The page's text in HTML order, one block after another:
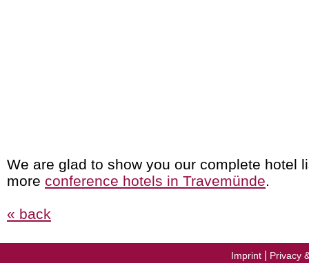
We are glad to show you our complete hotel
more conference hotels in Travemünde.
« back
Imprint Privacy